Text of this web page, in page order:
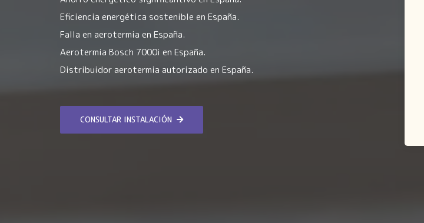
Eficiencia energética sostenible en España.
Falla en aerotermia en España.
Aerotermia Bosch 7000i en España.
Distribuidor aerotermia autorizado en España.
CONSULTAR INSTALACIÓN